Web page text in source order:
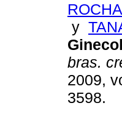
y
bras.
2009,
3598.